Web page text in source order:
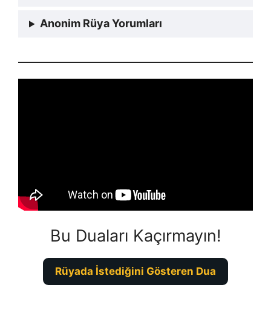
Anonim Rüya Yorumları
Bu Duaları Kaçırmayın!
Rüyada İstediğini Gösteren Dua